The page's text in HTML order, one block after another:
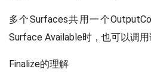
多个Surfaces共用一个
Surface Available时，也可以调
Finalize的理解